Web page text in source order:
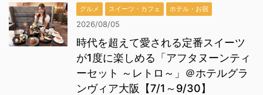
グルメ スイーツ・カフェ ホテル・お宿
2026/08/05
時代を超えて愛される定番スイーツ
が1度に楽しめる「アフタヌーンティ
ーセット ～レトロ～」＠ホテルグラ
ンヴィア大阪【7/1～9/30】